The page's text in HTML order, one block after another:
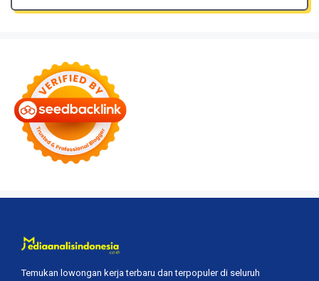
Temukan lowongan kerja terbaru dan terpopuler di seluruh